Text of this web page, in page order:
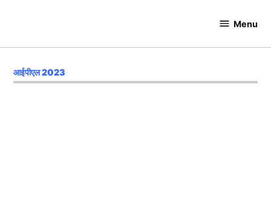
Hundred
Menu
आईपीएल 2023